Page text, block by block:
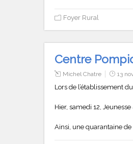
Foyer Rural
Centre
Michel Chatre 13
Lors de l’établissement
Hier, samedi 12,
Ainsi, une quarantaine